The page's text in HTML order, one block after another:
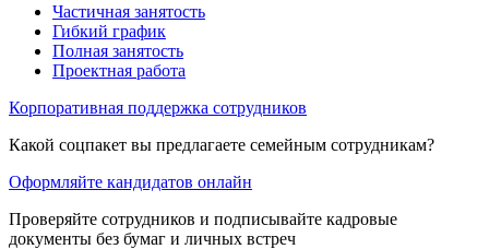
Частичная занятость
Гибкий график
Полная занятость
Проектная работа
Корпоративная поддержка сотрудников
Какой соцпакет вы предлагаете семейным сотрудникам?
Оформляйте кандидатов онлайн
Проверяйте сотрудников и подписывайте кадровые
документы без бумаг и личных встреч